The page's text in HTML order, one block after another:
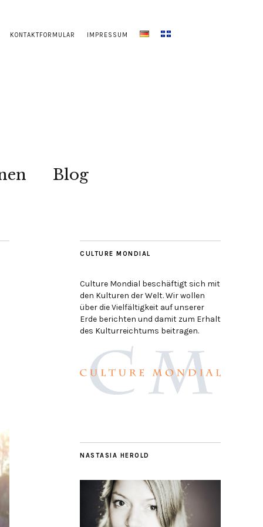
KONTAKTFORMULAR IMPRESSUM
Blog
CULTURE MONDIAL
Culture Mondial beschäftigt sich mit
den Kulturen der Welt. Wir wollen
über die Vielfältigkeit auf unserer
Erde berichten und damit zum Erhalt
des Kulturreichtums beitragen.
NASTASIA HEROLD